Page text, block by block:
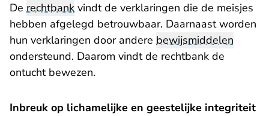
De rechtbank vindt de verklaringen die de meisjes
hebben afgelegd betrouwbaar. Daarnaast worden
hun verklaringen door andere bewijsmiddelen
ondersteund. Daarom vindt de rechtbank de
ontucht bewezen.
Inbreuk op lichamelijke en geestelijke integriteit